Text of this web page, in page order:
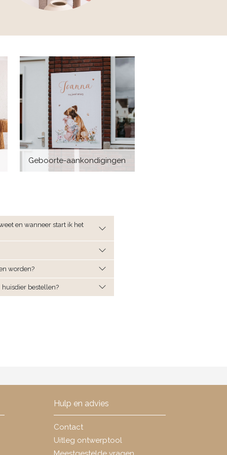
Geboorte-aankondigingen
en wanneer start ik het
worden?
bestellen?
Hulp en advies
Contact
Uitleg ontwerptool